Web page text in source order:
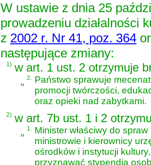
W ustawie z dnia 25
prowadzeniu działalności
z 2002 r. Nr 41, poz. 364
następujące zmiany:
1) w art. 1 ust. 2 otrzymuje
„2. Państwo sprawuje
promocji twórczości,
oraz opieki nad zabytkami.
2) w art. 7b ust. 1 i 2
„ 1. Minister właściwy do
ministrowie i kierownicy
ośrodków i instytucji
przyznawać stypendia